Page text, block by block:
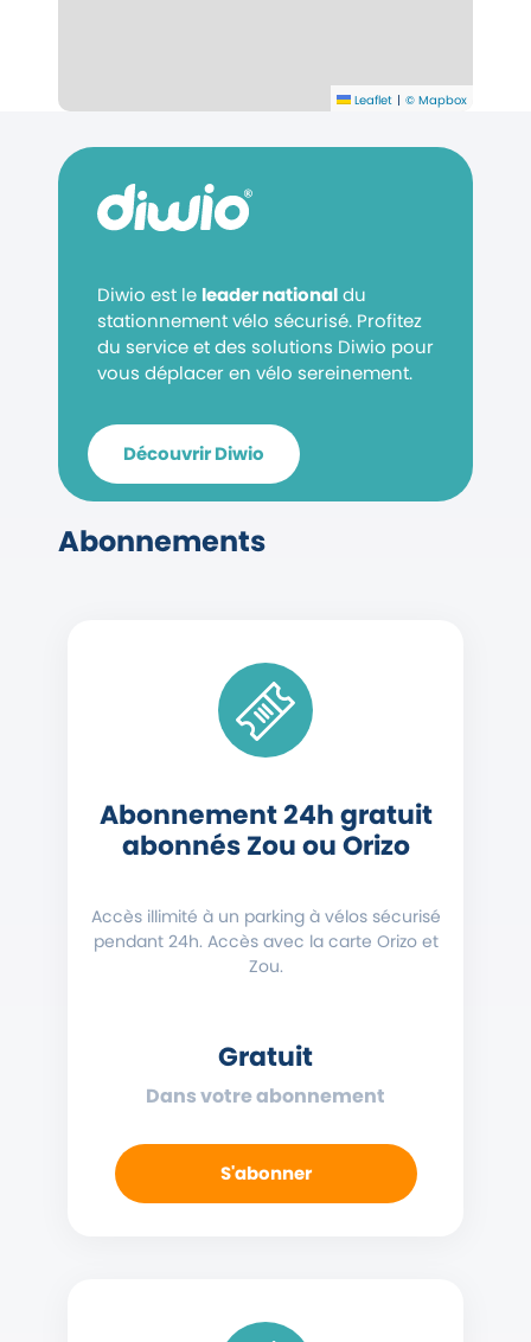
Leaflet | © Mapbox
Diwio est le leader nationaldu
stationnement vélo sécurisé. Profitez
du service et des solutions Diwio pour
vous déplacer en vélo sereinement.
Découvrir Diwio
Abonnements
Abonnement 24h gratuit
abonnés Zou ou Orizo
Accès illimité à un parking à vélos sécurisé
pendant 24h. Accès avec la carte Orizo et
Zou.
Gratuit
Dans votre abonnement
S'abonner